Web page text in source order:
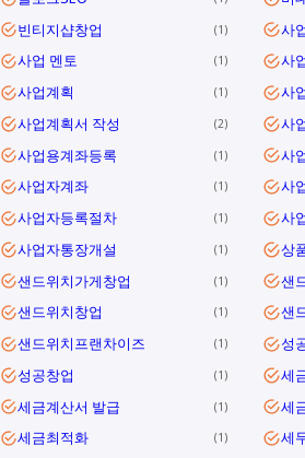
빈티지샵창업 1 사
사업 멘토 1 사
사업계획 1 사
사업계획서 작성 2 사
사업용계좌등록 1 사
사업자계좌 1 사
사업자등록절차 1 사
사업자통장개설 1 상
샌드위치가게창업 1 샌
샌드위치창업 1 샌
샌드위치프랜차이즈 1 성
성공창업 1 세
세금계산서 발급 1 세
세금최적화 1 세